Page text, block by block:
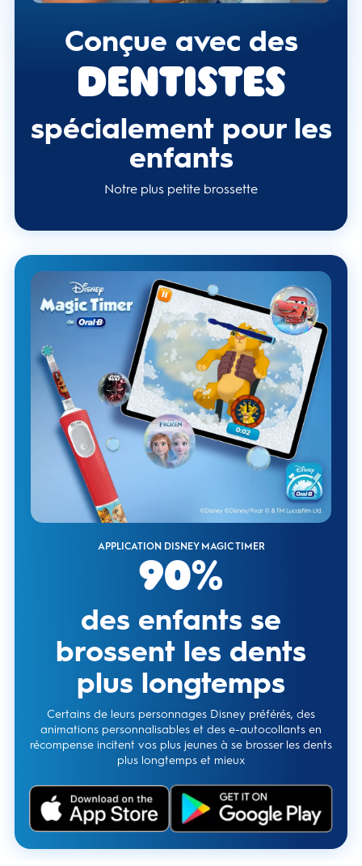
Conçue avec des
Dentistes
spécialement pour les
enfants
Notre plus petite brossette
APPLICATION DISNEY MAGIC TIMER
90%
des enfants se
brossent les dents
plus longtemps
Certains de leurs personnages Disney préférés, des
animations personnalisables et des e-autocollants en
récompense incitent vos plus jeunes à se brosser les dents
plus longtemps et mieux